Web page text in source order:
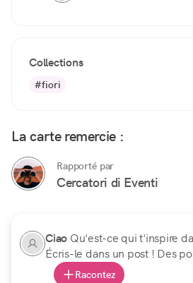
Collections
#fiori
La carte remercie :
Rapporté par
Cercatori di Eventi
Ciao Qu'est-ce qui t'inspire
Écris-le dans un post ! Des
Racontez